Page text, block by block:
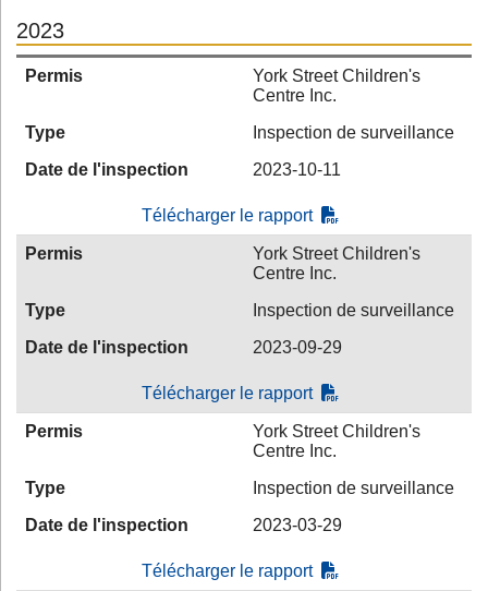
2023
Permis
York Street Children's
Centre Inc.
Type
Inspection de surveillance
Date de l'inspection
2023-10-11
Télécharger le rapport
Permis
York Street Children's
Centre Inc.
Type
Inspection de surveillance
Date de l'inspection
2023-09-29
Télécharger le rapport
Permis
York Street Children's
Centre Inc.
Type
Inspection de surveillance
Date de l'inspection
2023-03-29
Télécharger le rapport